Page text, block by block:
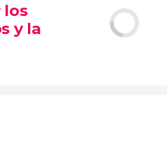
y Brooklyn
los
y la